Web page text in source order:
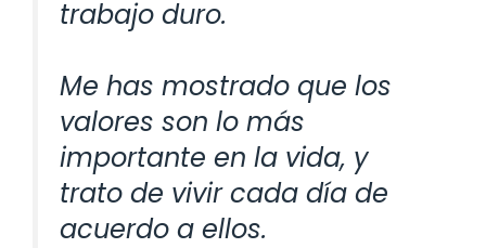
trabajo duro.
Me has mostrado que los
valores son lo más
importante en la vida, y
trato de vivir cada día de
acuerdo a ellos.